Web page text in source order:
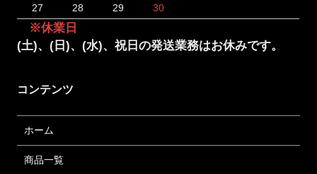
27
28 29 30
※休業日
(土)、(日)、(水)、祝日の発送業務はお休みです。
コンテンツ
ホーム
商品一覧